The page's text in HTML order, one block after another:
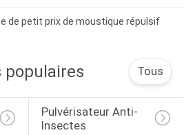
de petit prix de moustique répulsif
populaires Tous
Pulvérisateur Anti-
Insectes